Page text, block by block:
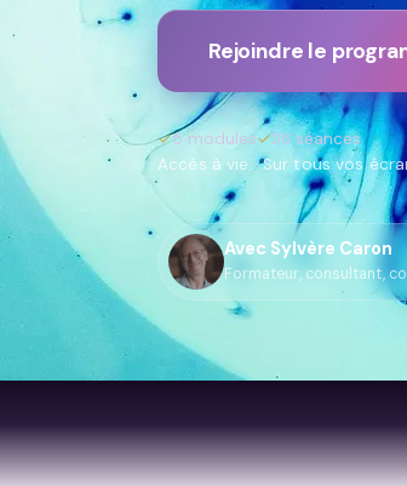
Rejoindre le
✓5 modules✓38 séances
Accès à vie · Sur tous vos
Avec Sylvère Caron
Formateur, consultant,